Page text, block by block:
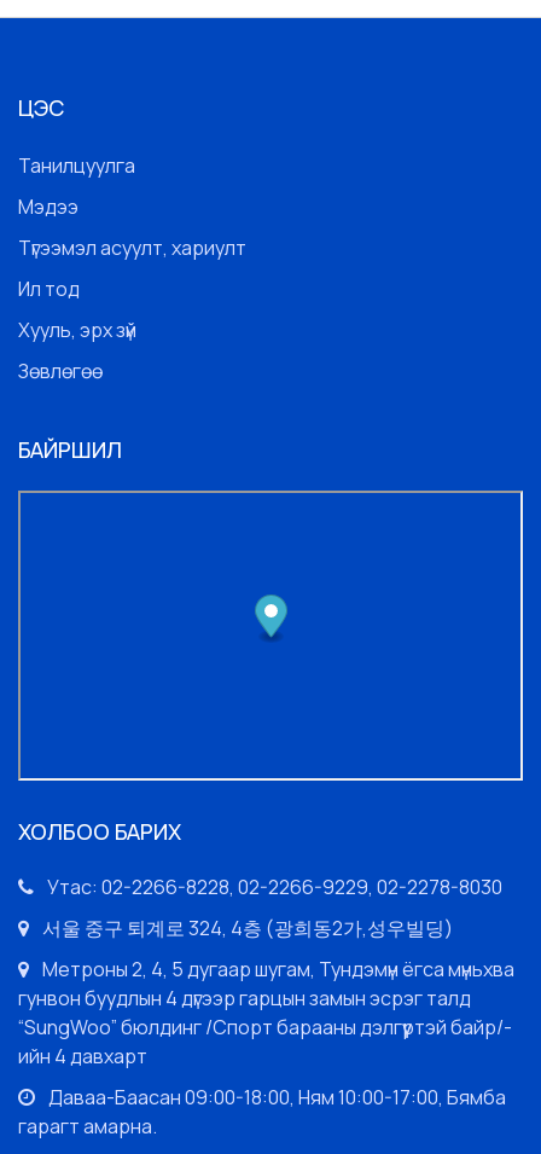
ЦЭС
Танилцуулга
Мэдээ
Түгээмэл асуулт, хариулт
Ил тод
Хууль, эрх зүй
Зөвлөгөө
БАЙРШИЛ
ХОЛБОО БАРИХ
Утас: 02-2266-8228, 02-2266-9229, 02-2278-8030
서울 중구 퇴계로 324, 4층 (광희동2가,성우빌딩)
Метроны 2, 4, 5 дугаар шугам, Тундэмүн ёгса мүньхва
гунвон буудлын 4 дүгээр гарцын замын эсрэг талд
“SungWoo” бюлдинг /Спорт барааны дэлгүүртэй байр/-
ийн 4 давхарт
Даваа-Баасан 09:00-18:00, Ням 10:00-17:00, Бямба
гарагт амарна.